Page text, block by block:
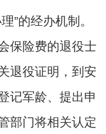
的经办机制。
保险费的退役士
退役证明，到安
记军龄、提出申
部门将相关认定